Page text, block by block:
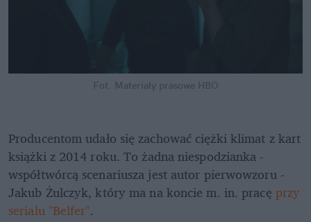
Fot. Materiały prasowe HBO
Producentom udało się zachować ciężki klimat z kart
książki z 2014 roku. To żadna niespodzianka -
współtwórcą scenariusza jest autor pierwowzoru -
Jakub Żulczyk, który ma na koncie m. in. pracę przy
serialu "Belfer".